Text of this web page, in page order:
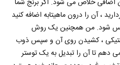
اضافی خلاص می شود. اگر برنج شما
، آن را درون ماهیتابه اضافه کنید
شود. من همچنین یک روش
، کشیدن روی آن و سپس ذوب
دهم تا آن را تبدیل به یک توستر